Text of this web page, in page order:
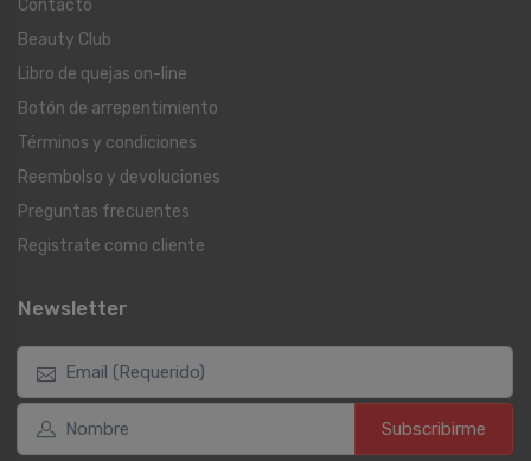
Contacto
Beauty Club
Libro de quejas on-line
Botón de arrepentimiento
Términos y condiciones
Reembolso y devoluciones
Preguntas frecuentes
Registrate como cliente
Newsletter
Subscribirme